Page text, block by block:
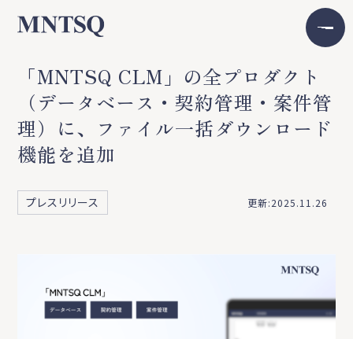
「MNTSQ CLM」の全プロダクト
（データベース・契約管理・案件管
理）に、ファイル一括ダウンロード
機能を追加
プレスリリース 更新:2025.11.26